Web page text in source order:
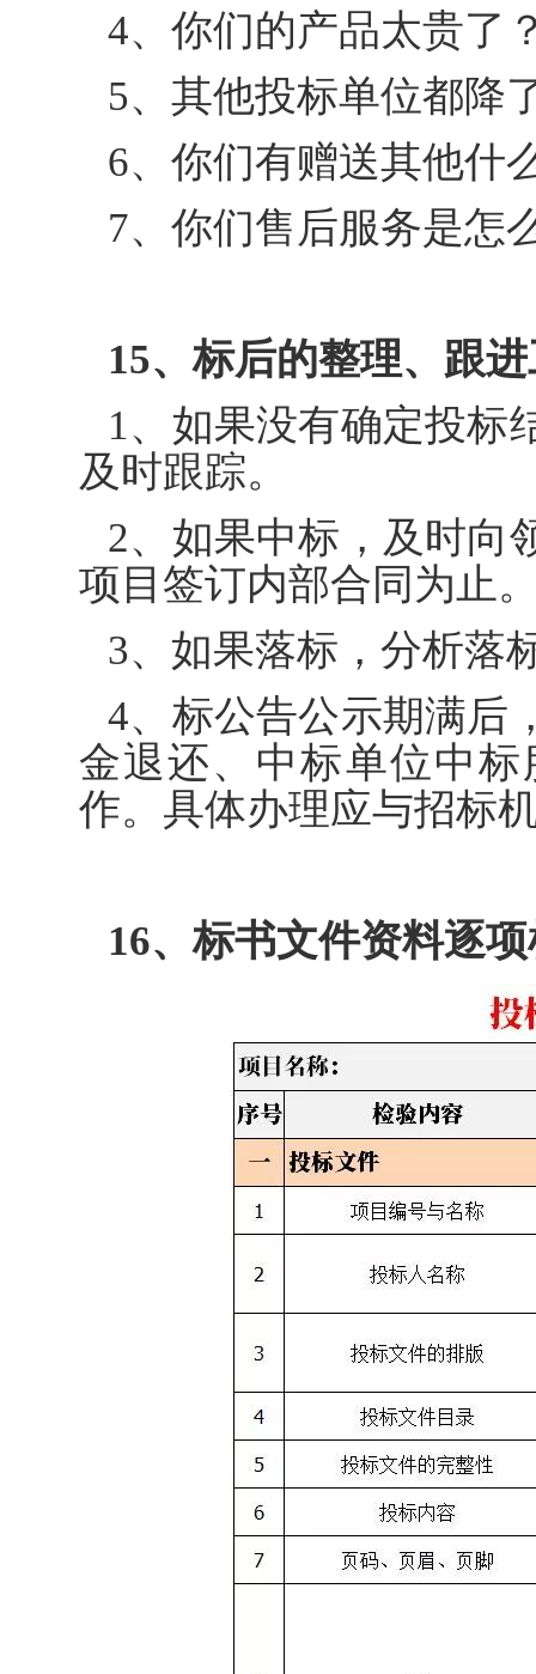
4、你们的产品太贵了
5、其他投标单位都降
6、你们有赠送其他什
7、你们售后服务是
15、标后的整理、跟
1、如果没有确定投标
及时跟踪。
2、如果中标，及时向
项目签订内部合同为止
3、如果落标，分析落
4、标公告公示期满后
金退还、中标单位中
作。具体办理应与招标
16、标书文件资料逐